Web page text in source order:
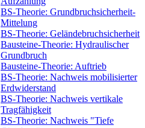
BS-Theorie: Grundbruchsicherheit-
Mittelung
BS-Theorie: Geländebruchsicherheit
Bausteine-Theorie: Hydraulischer
Grundbruch
Bausteine-Theorie: Auftrieb
BS-Theorie: Nachweis mobilisierter
Erdwiderstand
BS-Theorie: Nachweis vertikale
Tragfähigkeit
BS-Theorie: Nachweis "Tiefe